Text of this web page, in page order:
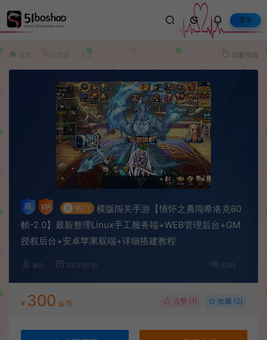
登录
手游资源 正文 我要投稿
# 热门
横版闯关手游【情怀之勇闯希洛克60
帧-2.0】最新整理Linux手工服务端+WEB管理后台+GM
授权后台+安卓苹果双端+详细搭建教程
波少 2024-01-10 3,103
¥ 300 金币 点赞 (1 ) 收藏 (2)